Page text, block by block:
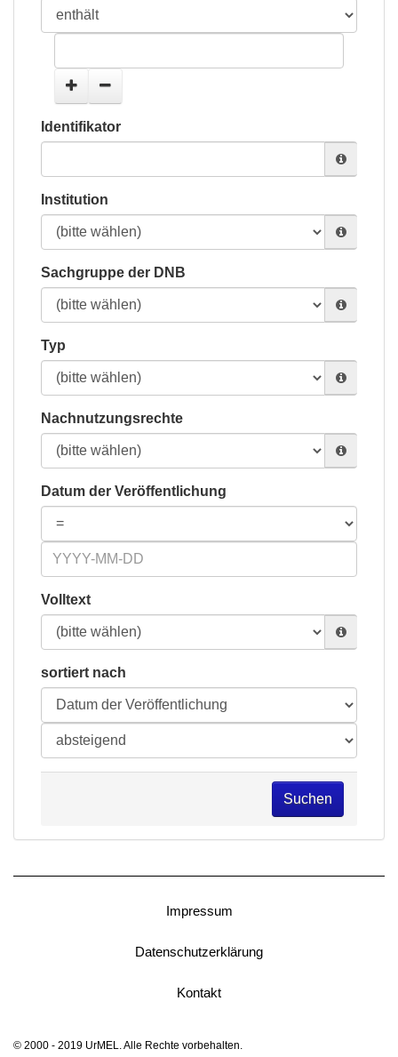
Identifikator
Institution
Sachgruppe der DNB
Typ
Nachnutzungsrechte
Datum der Veröffentlichung
Volltext
sortiert nach
Suchen
Impressum
Datenschutzerklärung
Kontakt
© 2000 - 2019 UrMEL. Alle Rechte vorbehalten.